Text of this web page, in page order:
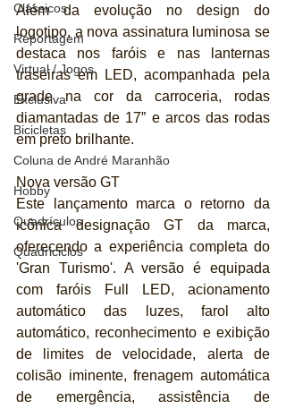
Clássicos
Reportagem
Virtual / Jogos
Exclusiva
Bicicletas
Coluna de André Maranhão
Hobby
Quadrículos
Quadriciclos
Além da evolução no design do
logotipo, a nova assinatura luminosa se
destaca nos faróis e nas lanternas
traseiras em LED, acompanhada pela
grade na cor da carroceria, rodas
diamantadas de 17” e arcos das rodas
em preto brilhante.
Nova versão GT
Este lançamento marca o retorno da
icônica designação GT da marca,
oferecendo a experiência completa do
'Gran Turismo'. A versão é equipada
com faróis Full LED, acionamento
automático das luzes, farol alto
automático, reconhecimento e exibição
de limites de velocidade, alerta de
colisão iminente, frenagem automática
de emergência, assistência de